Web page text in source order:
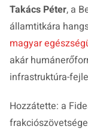
Takács Péter, a
államtitkára
magyar
akár
infrastruktúra-
Hozzátette: a